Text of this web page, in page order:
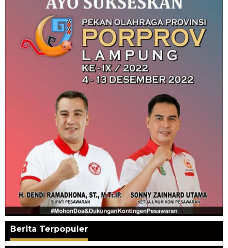
Berita Terpopuler